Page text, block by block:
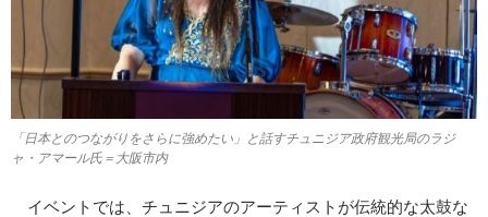
「日本とのつながりをさらに強めたい」と話すチュニジア政府観光局のラジ
ャ・アマール氏＝大阪市内
イベントでは、チュニジアのアーティストが伝統的な太鼓な